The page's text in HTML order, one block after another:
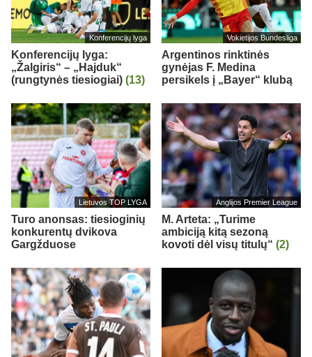
Konferencijų lyga
Konferencijų lyga:
„Žalgiris“ – „Hajduk“
(rungtynės tiesiogiai) (13)
Vokietijos Bundesliga
Argentinos rinktinės
gynėjas F. Medina
persikels į „Bayer“ klubą
Lietuvos TOP LYGA
Turo anonsas: tiesioginių
konkurentų dvikova
Gargžduose
Anglijos Premier League
M. Arteta: „Turime
ambiciją kitą sezoną
kovoti dėl visų titulų“ (2)